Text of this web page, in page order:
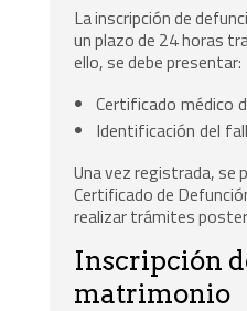
La inscripción de
un plazo de 24 horas
ello, se debe presentar:
Certificado médico
Identificación del
Una vez registrada, se
Certificado de
realizar trámites
Inscripción
matrimonio